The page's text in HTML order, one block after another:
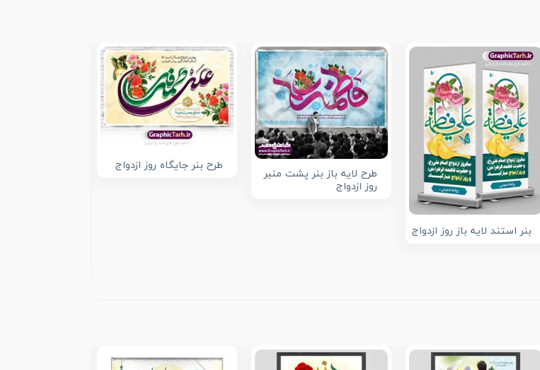
بنر استند لایه باز روز ازدواج
طرح لایه باز بنر پشت منبر
روز ازدواج
طرح بنر جایگاه روز ازدواج